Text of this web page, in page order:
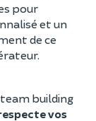
pour
et un
de ce
building
vos